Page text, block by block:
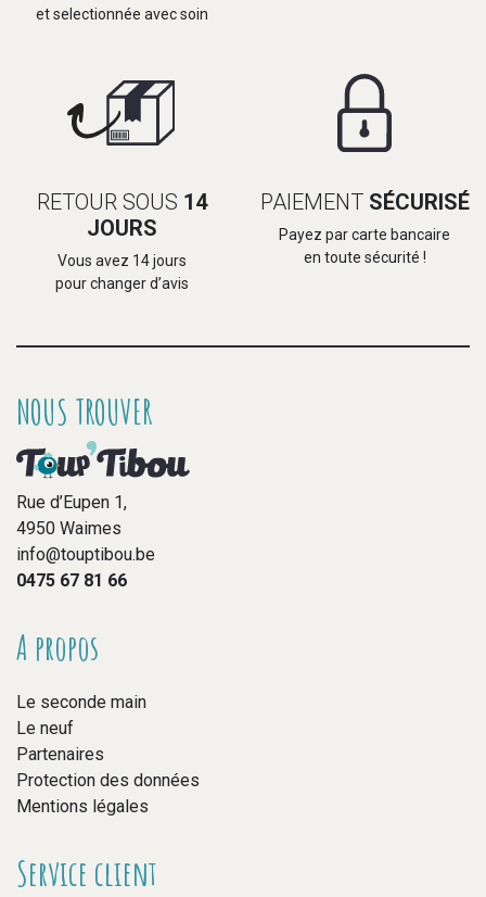
et selectionnée avec soin
RETOUR SOUS 14
JOURS
Vous avez 14 jours
pour changer d’avis
PAIEMENT SÉCURISÉ
Payez par carte bancaire
en toute sécurité !
NOUS TROUVER
Rue d’Eupen 1,
4950 Waimes
info@touptibou.be
0475 67 81 66
A propos
Le seconde main
Le neuf
Partenaires
Protection des données
Mentions légales
Service client